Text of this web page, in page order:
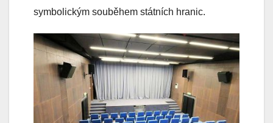
symbolickým souběhem státních hranic.